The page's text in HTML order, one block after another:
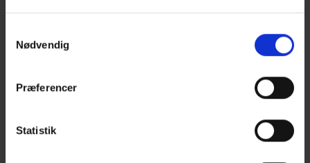
personoplysninger i vores privatlivspolitik, som du
Nødvendig
Præferencer
Statistik